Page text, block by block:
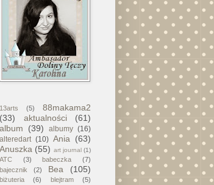
13arts (5)
88makama2
(33)
aktualności
(61)
album
(39) albumy (16)
alteredart (10) Ania
(63)
Anuszka (55) art journal (1)
ATC (3) babeczka
(7)
bajecznik
(2) Bea (105)
biżuteria (6) blejtram (5)